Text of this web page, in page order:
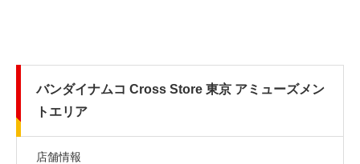
バンダイナムコ Cross Store 東京 アミューズメン
トエリア
店舗情報